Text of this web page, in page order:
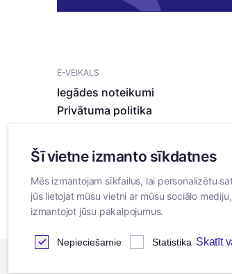
E-VEIKALS
Iegādes noteikumi
Privātuma politika
Šī vietne izmanto sīkdatnes
Mēs izmantojam sīkfailus, lai personalizētu
jūs lietojat mūsu vietni ar mūsu sociālo
izmantojot jūsu pakalpojumus.
Nepieciešamie Statistika Skatīt